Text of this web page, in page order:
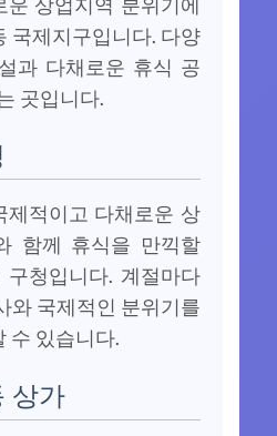
국제지구입니다. 다양
과 다채로운 휴식 공
곳입니다.
제적이고 다채로운 상
함께 휴식을 만끽할
청입니다. 계절마다
와 국제적인 분위기를
수 있습니다.
상가